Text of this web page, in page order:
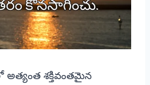
శక్తివంతమైన